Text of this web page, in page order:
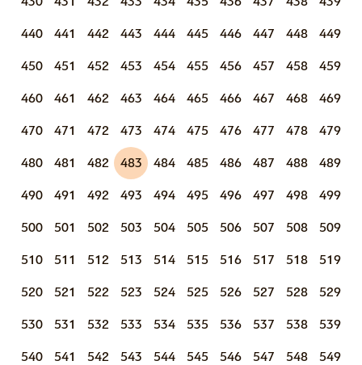
440 441 442 443 444 445 446 447 448 449
450 451 452 453 454 455 456 457 458 459
460 461 462 463 464 465 466 467 468 469
470 471 472 473 474 475 476 477 478 479
480 481 482 483 484 485 486 487 488 489
490 491 492 493 494 495 496 497 498 499
500 501 502 503 504 505 506 507 508 509
510 511 512 513 514 515 516 517 518 519
520 521 522 523 524 525 526 527 528 529
530 531 532 533 534 535 536 537 538 539
540 541 542 543 544 545 546 547 548 549